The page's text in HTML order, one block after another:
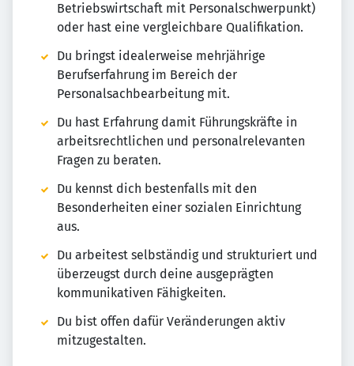
Betriebswirtschaft mit Personalschwerpunkt)
oder hast eine vergleichbare Qualifikation.
Du bringst idealerweise mehrjährige
Berufserfahrung im Bereich der
Personalsachbearbeitung mit.
Du hast Erfahrung damit Führungskräfte in
arbeitsrechtlichen und personalrelevanten
Fragen zu beraten.
Du kennst dich bestenfalls mit den
Besonderheiten einer sozialen Einrichtung
aus.
Du arbeitest selbständig und strukturiert und
überzeugst durch deine ausgeprägten
kommunikativen Fähigkeiten.
Du bist offen dafür Veränderungen aktiv
mitzugestalten.